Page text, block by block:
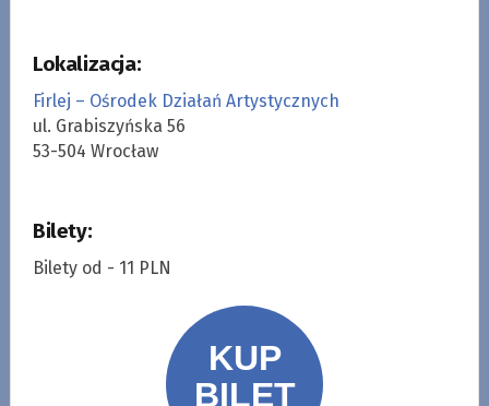
Lokalizacja:
Firlej – Ośrodek Działań Artystycznych
ul. Grabiszyńska 56
53-504 Wrocław
Bilety:
Bilety od - 11 PLN